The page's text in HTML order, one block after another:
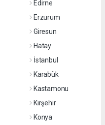
Edirne
Erzurum
Giresun
Hatay
İstanbul
Karabük
Kastamonu
Kırşehir
Konya